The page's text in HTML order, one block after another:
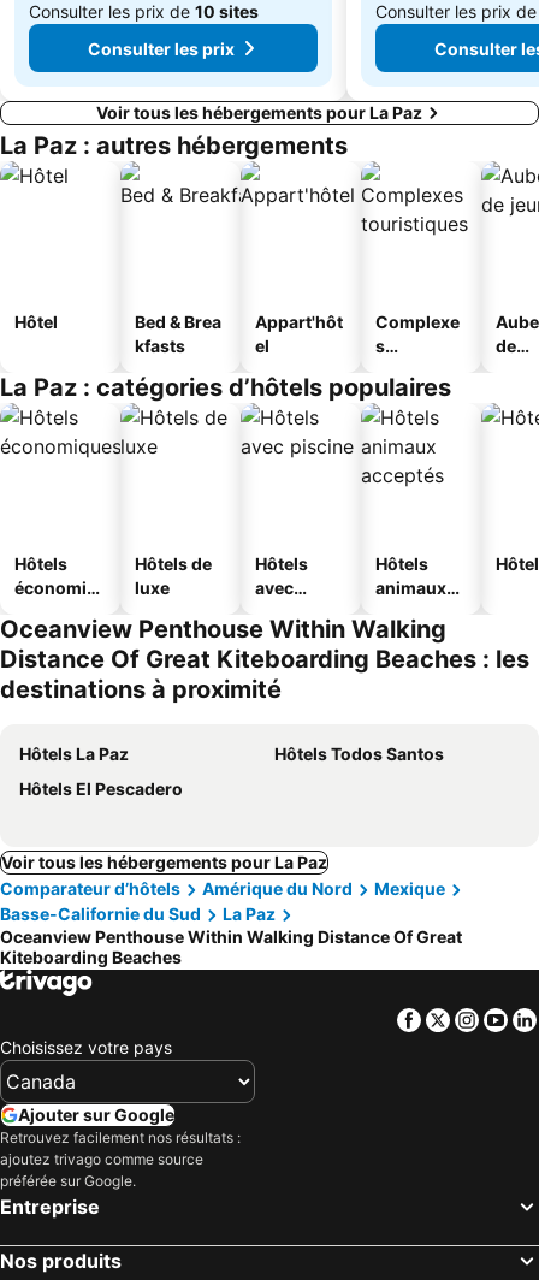
Consulter les prix de 10 sites
Consulter les prix
Consulter les prix
Consulter
Voir tous les hébergements pour La Paz
La Paz : autres hébergements
Hôtel
Bed & Brea
kfasts
Appart'hôt
el
Complexe
s
s
de
La Paz : catégories d’hôtels populaires
Hôtels
économiq
Hôtels de
luxe
Hôtels
avec
Hôtels
animaux
Oceanview Penthouse Within Walking
Distance Of Great Kiteboarding Beaches : les
destinations à proximité
Hôtels La Paz
Hôtels Todos Santos
Hôtels El Pescadero
Voir tous les hébergements pour La Paz
Comparateur d’hôtels
Amérique du Nord
Mexique
Basse-Californie du Sud
La Paz
Oceanview Penthouse Within Walking Distance Of Great
Kiteboarding Beaches
Facebook
Twitter
Choisissez votre pays
Ajouter sur Google
Retrouvez facilement nos résultats :
ajoutez trivago comme source
préférée sur Google.
Entreprise
Nos produits